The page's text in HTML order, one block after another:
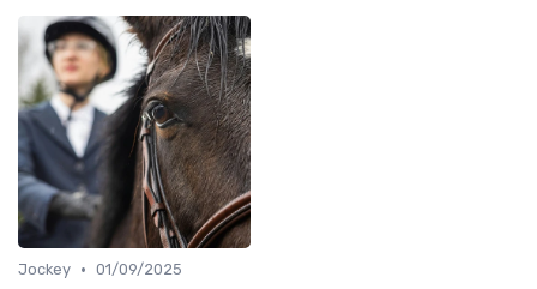
Jockey • 01/09/2025